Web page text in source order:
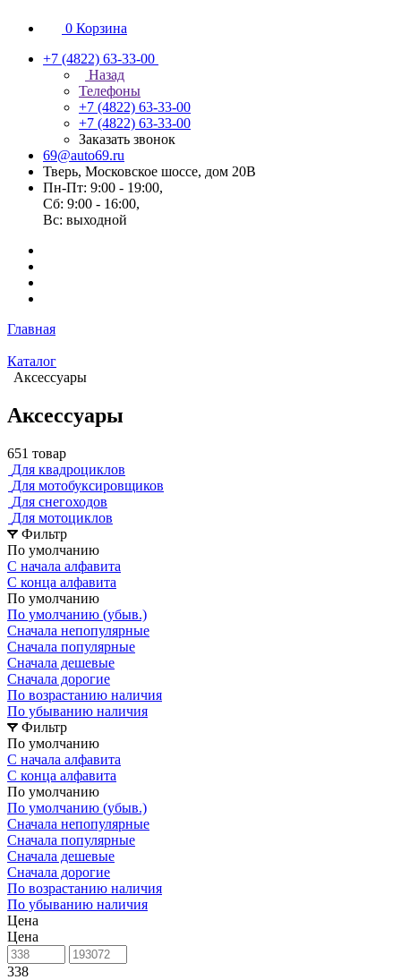
0 Корзина
+7 (4822) 63-33-00
Назад
Телефоны
+7 (4822) 63-33-00
+7 (4822) 63-33-00
Заказать звонок
69@auto69.ru
Тверь, Московское шоссе, дом 20В
Пн-Пт: 9:00 - 19:00,
Сб: 9:00 - 16:00,
Вс: выходной
Главная
Каталог
Аксессуары
Аксессуары
651 товар
Для квадроциклов
Для мотобуксировщиков
Для снегоходов
Для мотоциклов
Фильтр
По умолчанию
С начала алфавита
С конца алфавита
По умолчанию
По умолчанию (убыв.)
Сначала непопулярные
Сначала популярные
Сначала дешевые
Сначала дорогие
По возрастанию наличия
По убыванию наличия
Фильтр
По умолчанию
С начала алфавита
С конца алфавита
По умолчанию
По умолчанию (убыв.)
Сначала непопулярные
Сначала популярные
Сначала дешевые
Сначала дорогие
По возрастанию наличия
По убыванию наличия
Цена
Цена
338